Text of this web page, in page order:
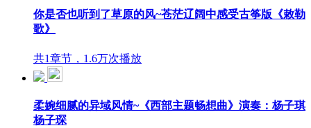
你是否也听到了草原的风~苍茫辽阔中感受古筝版《敕勒
歌》
共1章节，1.6万次播放
柔婉细腻的异域风情~《西部主题畅想曲》演奏：杨子琪
杨子琛